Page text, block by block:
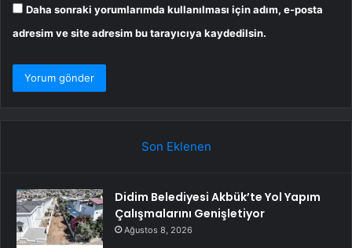
Daha sonraki yorumlarımda kullanılması için adım, e-posta
adresim ve site adresim bu tarayıcıya kaydedilsin.
Son Eklenen
Didim Belediyesi Akbük’te Yol Yapım
Çalışmalarını Genişletiyor
Ağustos 8, 2026